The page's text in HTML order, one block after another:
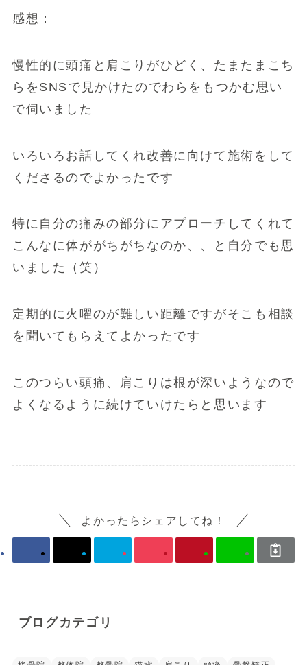
感想：
慢性的に頭痛と肩こりがひどく、たまたまこち
らをSNSで見かけたのでわらをもつかむ思い
で伺いました
いろいろお話してくれ改善に向けて施術をして
くださるのでよかったです
特に自分の痛みの部分にアプローチしてくれて
こんなに体ががちがちなのか、、と自分でも思
いました（笑）
定期的に火曜のが難しい距離ですがそこも相談
を聞いてもらえてよかったです
このつらい頭痛、肩こりは根が深いようなので
よくなるように続けていけたらと思います
よかったらシェアしてね！
ブログカテゴリ